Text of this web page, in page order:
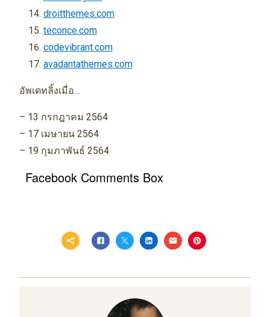
droitthemes.com
teconce.com
codevibrant.com
avadantathemes.com
อัพเดทลิ้งเมื่อ…
– 13 กรกฎาคม 2564
– 17 เมษายน 2564
– 19 กุมภาพันธ์ 2564
Facebook Comments Box